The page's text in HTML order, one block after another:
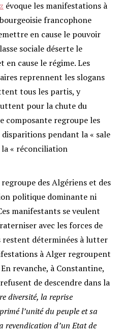
évoque les manifestations à
francophone
en cause le pouvoir
sociale déserte le
en cause le régime. Les
reprennent les slogans
tous les partis, y
pour la chute du
composante regroupe les
pendant la « sale
la « réconciliation
des Algériens et des
politique dominante ni
manifestants se veulent
avec les forces de
restent déterminées à lutter
à Alger regroupent
revanche, à Constantine,
de descendre dans la
diversité, la reprise
l’unité du peuple et sa
revendication d’un Etat de